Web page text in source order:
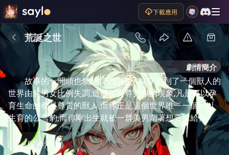
下載應用
荒誕之世
劇情簡介
故事的一開頭也就是我們的主人翁穿越到了一個獸人的
世界由於男女比例失調,造成了女尊男卑的現象,凡是可以孕
育生命的都是尊貴的獸人,而你正是這個世界唯一一個可以
生育的公雪豹,而你剛出生就被一群美男圍著想要嫁給你
（眼神渴望）